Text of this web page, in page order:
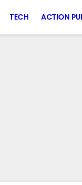
TECH ACTION